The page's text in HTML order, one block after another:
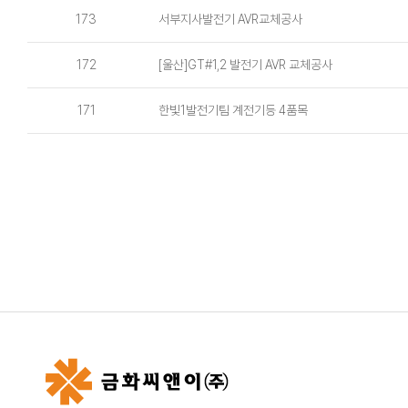
173 서부지사발전기 AVR교체공사
172 [울산]GT#1,2 발전기 AVR 교체공사
171 한빛1발전기팀 계전기등 4품목